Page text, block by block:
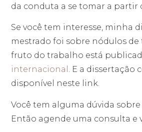
da conduta a se tomar a partir
Se você tem interesse, minha
mestrado foi sobre nódulos
fruto do trabalho está
internacional . E a dissertação
disponível neste link.
Você tem alguma dúvida
Então agende uma consulta e